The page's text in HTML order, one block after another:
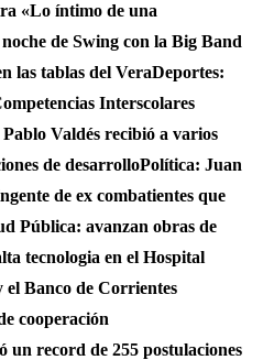
«Lo íntimo de una
de Swing con la Big Band
las tablas del VeraDeportes:
Interscolares
Valdés recibió a varios
de desarrolloPolítica: Juan
de ex combatientes que
Pública: avanzan obras de
tecnologia en el Hospital
Banco de Corrientes
cooperación
un record de 255 postulaciones